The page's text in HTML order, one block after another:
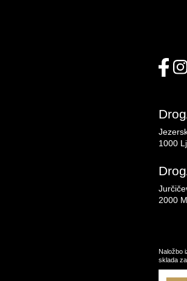
1000
2000
Naložbo
sklada